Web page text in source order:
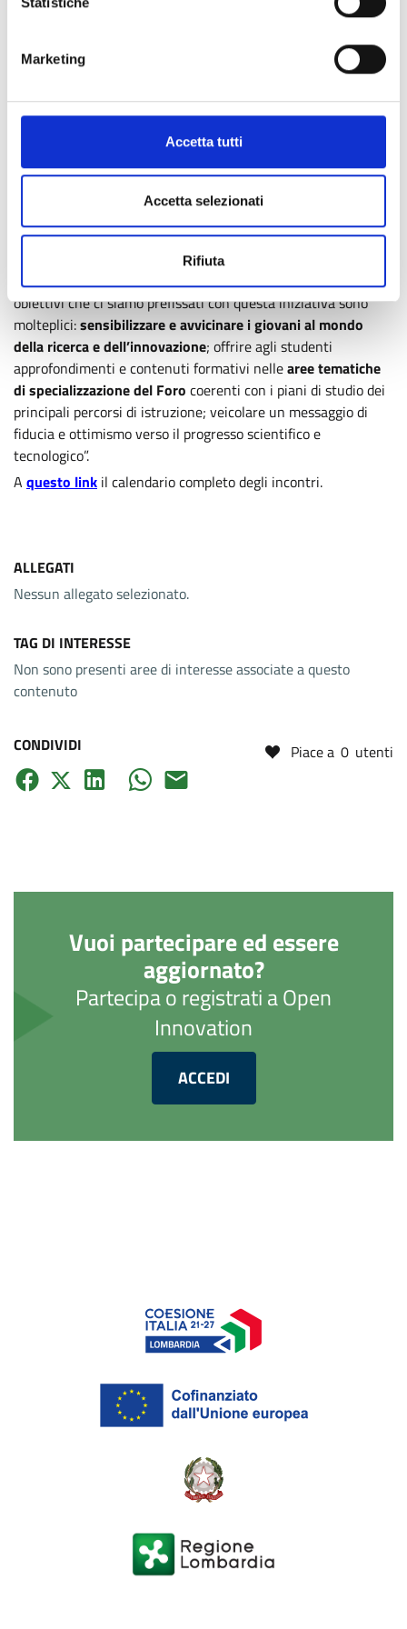
Marketing
Accetta tutti
Accetta selezionati
Rifiuta
Le invenzioni e il progresso della società,
Riccardo
Il manifatturiero motore dell’economia circolare,Tullio
Tolio
Per una descrizione più completa dei singoli seminari vai alla
Fermi: soddisfatto del grande
riscontro registrato
abbiano colto il valore della proposta offerta da Regione
Lombardia in collaborazione con il Foro Regionale per la
Ricerca e l’Innovazione – ha spiegato l’assessore – gli
obiettivi che ci siamo prefissati con questa iniziativa sono
molteplici:sensibilizzare e avvicinare i giovani al mondo
della ricerca e dell’innovazione; offrire agli studenti
approfondimenti e contenuti formativi nellearee tematiche
di specializzazione del Foro coerenti con i piani di studio dei
principali percorsi di istruzione; veicolare un messaggio di
fiducia e ottimismo verso il progresso scientifico e
tecnologico”.
A questo link il calendario completo degli incontri.
ALLEGATI
Nessun allegato selezionato.
TAG DI INTERESSE
Non sono presenti aree di interesse associate a questo
contenuto
CONDIVIDI Piace a 0 utenti
Vuoi partecipare ed essere
aggiornato?
Partecipa o registrati a Open
Innovation
ACCEDI